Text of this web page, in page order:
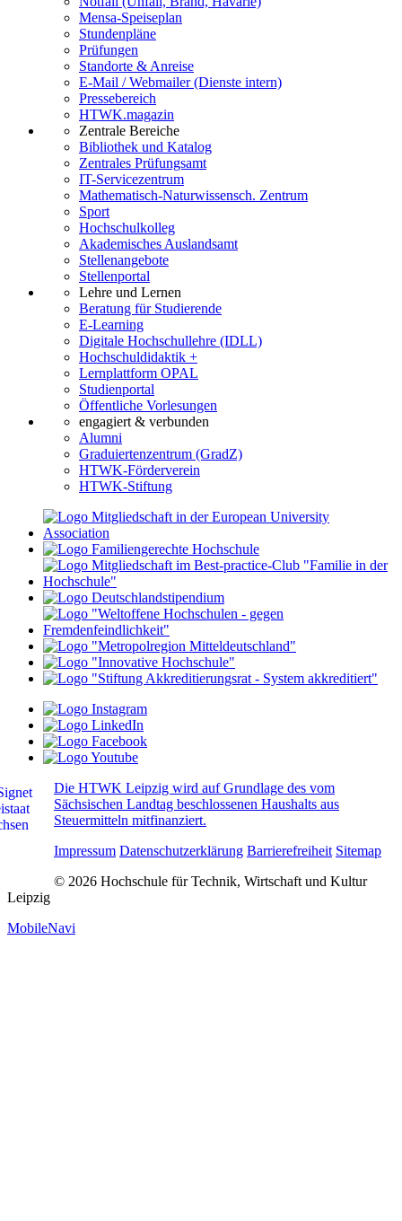
Mensa-Speiseplan
Stundenpläne
Prüfungen
Standorte & Anreise
E-Mail / Webmailer (Dienste intern)
Pressebereich
HTWK.magazin
Zentrale Bereiche
Bibliothek und Katalog
Zentrales Prüfungsamt
IT-Servicezentrum
Mathematisch-Naturwissensch. Zentrum
Sport
Hochschulkolleg
Akademisches Auslandsamt
Stellenangebote
Stellenportal
Lehre und Lernen
Beratung für Studierende
E-Learning
Digitale Hochschullehre (IDLL)
Hochschuldidaktik +
Lernplattform OPAL
Studienportal
Öffentliche Vorlesungen
engagiert & verbunden
Alumni
Graduiertenzentrum (GradZ)
HTWK-Förderverein
HTWK-Stiftung
Die HTWK Leipzig wird auf Grundlage des vom
Sächsischen Landtag beschlossenen Haushalts aus
Steuermitteln mitfinanziert.
Impressum Datenschutzerklärung Barrierefreiheit Sitemap
© 2026 Hochschule für Technik, Wirtschaft und Kultur
Leipzig
MobileNavi